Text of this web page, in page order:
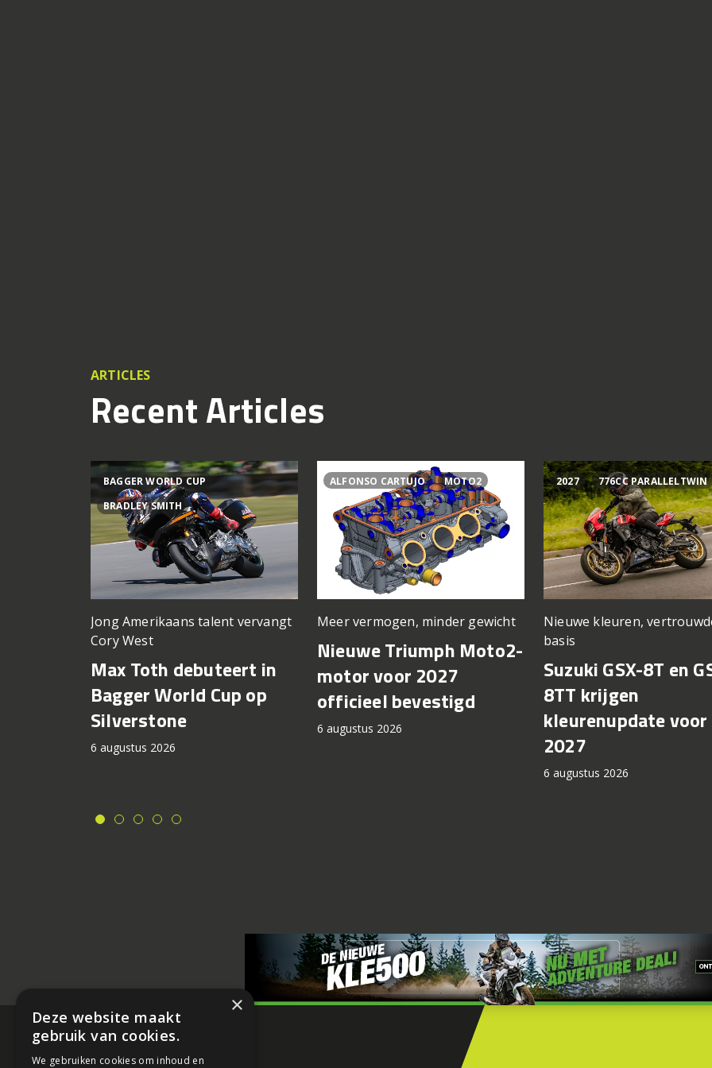
ARTICLES
Recent Articles
BAGGER WORLD CUP
BRADLEY SMITH
Jong Amerikaans talent vervangt
Cory West
Max Toth debuteert in
Bagger World Cup op
Silverstone
6 augustus 2026
ALFONSO CARTUJO MOTO2
Meer vermogen, minder gewicht
Nieuwe Triumph Moto2-
motor voor 2027
officieel bevestigd
6 augustus 2026
2027 776CC PARALLELTWIN
Nieuwe kleuren,
basis
Suzuki GSX-8T en
8TT krijgen
kleurenupdate voor
2027
6 augustus 2026
×
Deze website maakt
gebruik van cookies.
We gebruiken cookies om inhoud en